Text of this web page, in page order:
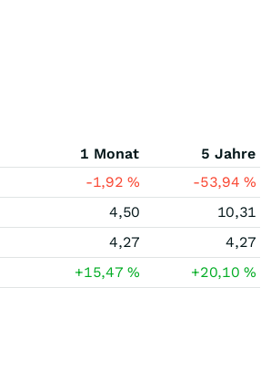
1 Monat
5 Jahre
-1,92% -53,94%
4,50
10,31
4,27
4,27
+15,47% +20,10%